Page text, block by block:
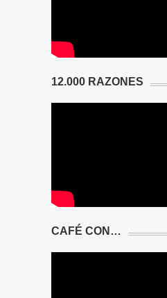
12.000 RAZONES
CAFÉ CON…